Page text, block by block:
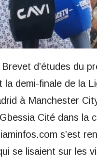
d’études du
la demi-finale de la
à Manchester
Cité dans
s’est
se lisaient sur les